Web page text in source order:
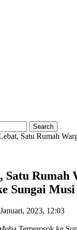
Search
Satu Rumah
Satu Rumah
Sungai Musi
2023, 12:03